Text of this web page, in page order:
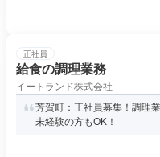
正社員
給食の調理業務
イートランド株式会社
芳賀町：正社員募集！調理
未経験の方もOK！